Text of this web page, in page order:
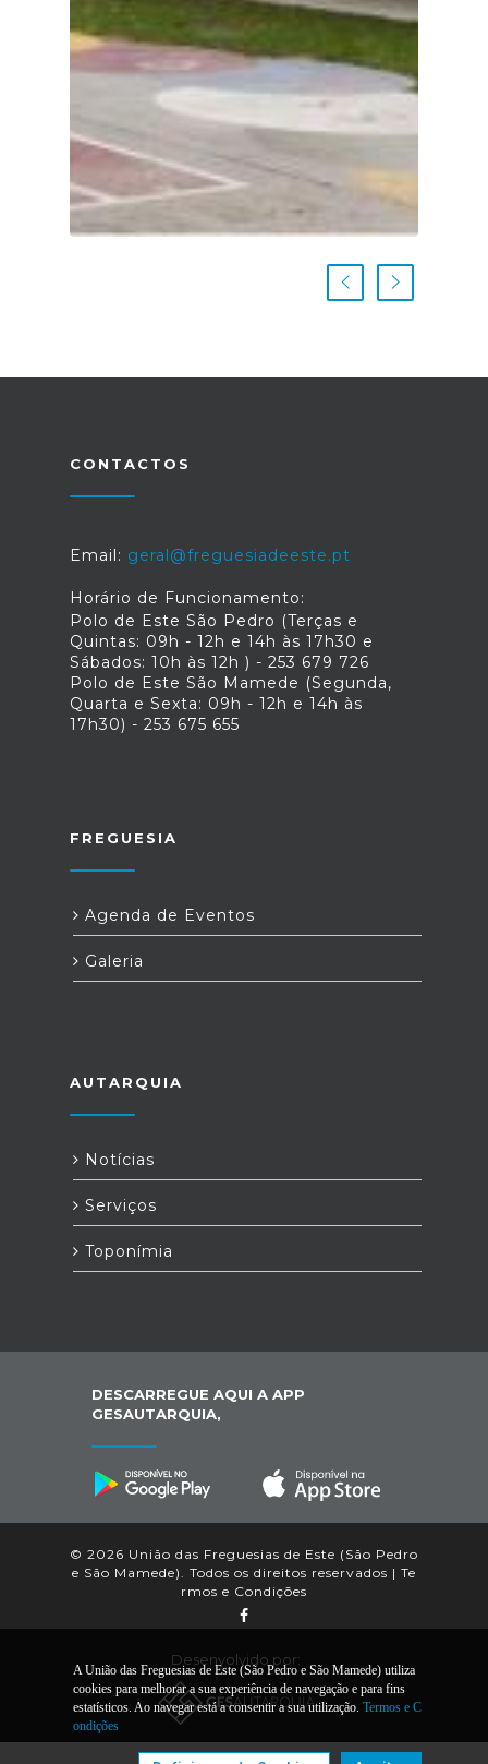
CONTACTOS
Email: geral@freguesiadeeste.pt
Horário de Funcionamento:
Polo de Este São Pedro (Terças e
Quintas: 09h - 12h e 14h às 17h30 e
Sábados: 10h às 12h ) - 253 679 726
Polo de Este São Mamede (Segunda,
Quarta e Sexta: 09h - 12h e 14h às
17h30) - 253 675 655
FREGUESIA
Agenda de Eventos
Galeria
AUTARQUIA
Notícias
Serviços
Toponímia
DESCARREGUE AQUI A APP
GESAUTARQUIA,
© 2026 União das Freguesias de Este (São Pedro
e São Mamede). Todos os direitos reservados | Te
rmos e Condições
Desenvolvido por:
A União das Freguesias de Este (São Pedro e São Mamede) utiliza
cookies para melhorar a sua experiência de navegação e para fins
estatísticos. Ao navegar está a consentir a sua utilização. Termos e C
ondições